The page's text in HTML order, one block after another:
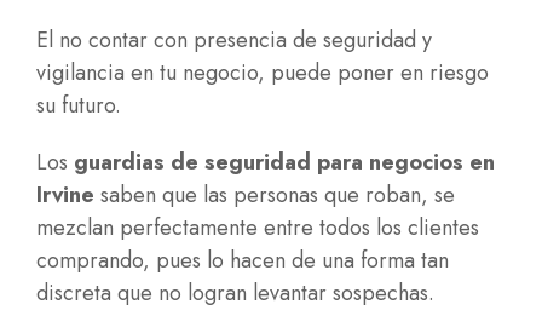
El no contar con presencia de seguridad y
vigilancia en tu negocio, puede poner en riesgo
su futuro.
Los guardias de seguridad para negocios en
Irvine saben que las personas que roban, se
mezclan perfectamente entre todos los clientes
comprando, pues lo hacen de una forma tan
discreta que no logran levantar sospechas.